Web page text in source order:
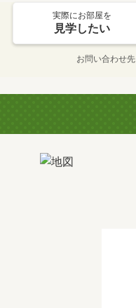
実際にお部屋を
見学したい
お問い合わせ先